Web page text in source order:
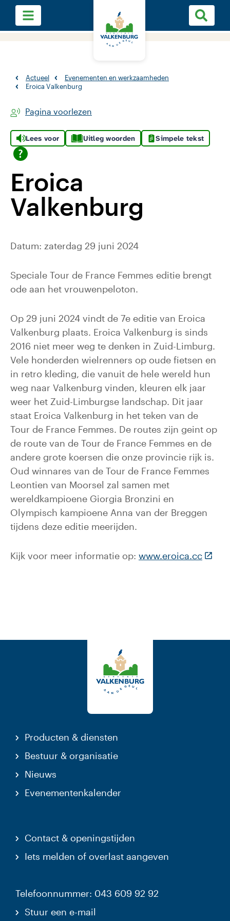
Actueel
Evenementen en werkzaamheden
Eroica Valkenburg
Pagina voorlezen
Lees voor Uitleg woorden Simpele tekst
Eroica
Valkenburg
Datum: zaterdag 29 juni 2024
Speciale Tour de France Femmes editie brengt
ode aan het vrouwenpeloton.
Op 29 juni 2024 vindt de 7e editie van Eroica
Valkenburg plaats. Eroica Valkenburg is sinds
2016 niet meer weg te denken in Zuid-Limburg.
Vele honderden wielrenners op oude fietsen en
in retro kleding, die vanuit de hele wereld hun
weg naar Valkenburg vinden, kleuren elk jaar
weer het Zuid-Limburgse landschap. Dit jaar
staat Eroica Valkenburg in het teken van de
Tour de France Femmes. De routes zijn geint op
de route van de Tour de France Femmes en de
andere grote koersen die onze provincie rijk is.
Oud winnares van de Tour de France Femmes
Leontien van Moorsel zal samen met
wereldkampioene Giorgia Bronzini en
Olympisch kampioene Anna van der Breggen
tijdens deze editie meerijden.
Kijk voor meer informatie op: www.eroica.cc(Deze
Producten & diensten
Bestuur & organisatie
Nieuws
Evenementenkalender
Contact & openingstijden
Iets melden of overlast aangeven
Telefoonnummer: 043 609 92 92
Stuur een e-mail